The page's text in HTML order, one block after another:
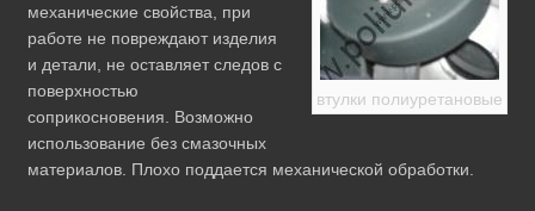
втулки полиуретановые
механические свойства, при
работе не повреждают изделия
и детали, не оставляет следов с
поверхностью
соприкосновения. Возможно
использование без смазочных
материалов. Плохо поддается механической обработки.